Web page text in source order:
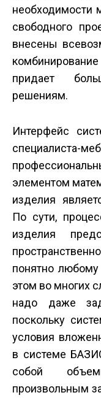
необходимости
свободного
внесены
придает
решениям.
Интерфейс
специалиста-
элементом
изделия
По сути,
изделия
понятно любому
этом во многих
надо даже
поскольку
условия
в системе
собой
произвольным